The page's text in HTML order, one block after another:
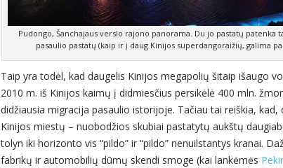
Pudongo, Šanchajaus verslo rajono panorama. Du jo pastatų patenka
pasaulio pastatų (kaip ir į daug Kinijos superdangoraižių, galima
Taip yra todėl, kad daugelis Kinijos megapolių šitaip išaugo
2010 m. iš Kinijos kaimų į didmiesčius persikėlė 400 mln.
didžiausia migracija pasaulio istorijoje. Tačiau tai reiškia, kad,
Kinijos miestų – nuobodžios skubiai pastatytų aukštų
tolyn iki horizonto vis “pildo” ir “pildo” nenuilstantys kranai.
fabrikų ir automobilių dūmų skendi smoge (kai lankėmės